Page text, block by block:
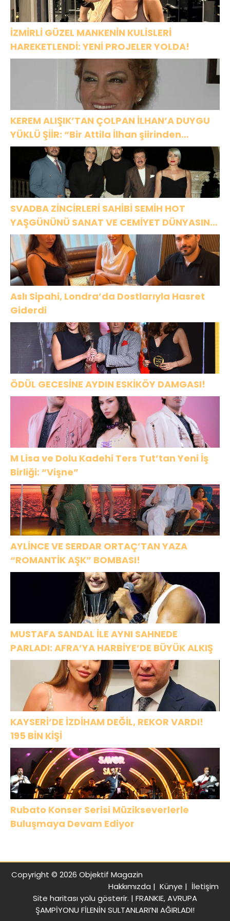
İZMİRLİ GÜZEL MANKENİN KULİSLERİ
HAREKETLENDİ: YENİ PROJELER YOLDA!
KEREM ALIŞIK’TAN ÇOLPAN İLHAN’A DUYGU
YÜKLÜ ŞİİR: “Bir Attila İlhan şiirinden
çıkmıştı sanki”
SVADBA ZİNCİRLERİ SAHİBİ SEMİH HOT
YAŞGÜNÜNÜ SANAT VE CEMİYET DÜNYASININ
ÜNLÜ İSİMLERİYLE KUTLADI!
Aslı Sipahi, Londra’da Dostlarıyla Hasret
Giderdi
ÖDÜL GECESİNE AYDIN ESKİKÖY DAMGASI!
M Lisa ve Dolu Kadehi Ters Tut’tan Yeni İş
Birliği: “Vişne”
AYLİNCE VE SERDAR ORTAÇ’TAN YAZA
“ROMANTİK AŞK” BOMBASI!
MUSTAFA SANDAL İLE AYNI SAHNEDE
PARLADI: AFRA’YA HARBİYE’DE BÜYÜK ALKIŞ
KAYSERİ’DE İZDİHAM DEĞİL, REKOR VARDI!
195 BİN KİŞİ
Rubato Konser Serisi Müzikseverlerle
Buluşmaya Devam Ediyor
Copyright © 2026 Objektif Magazin
Hakkımızda | Künye | İletişim
Site haritası yolu gösterir. | FRANKIE, AVRUPA
ŞAMPİYONU FİLENİN SULTANLARI’NI AĞIRLADI!